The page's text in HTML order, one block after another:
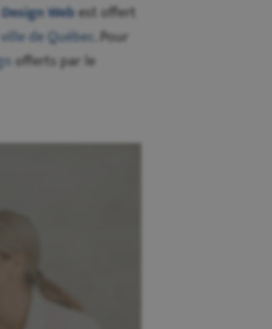
Design Webest offert
de Québec . Pour
offerts par le